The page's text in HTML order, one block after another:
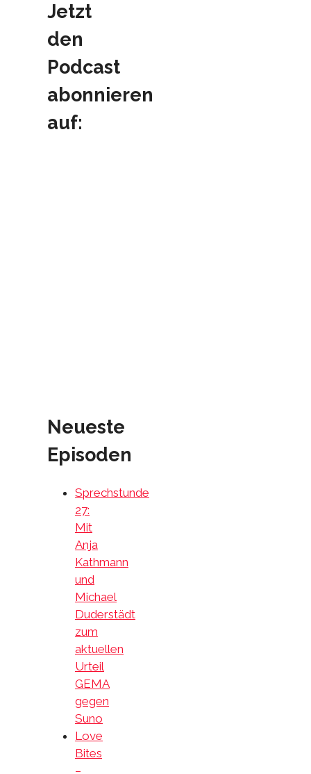
Jetzt
den
Podcast
abonnieren
auf:
Neueste
Episoden
Sprechstunde
27:
Mit
Anja
Kathmann
und
Michael
Duderstädt
zum
aktuellen
Urteil
GEMA
gegen
Suno
Love
Bites
–